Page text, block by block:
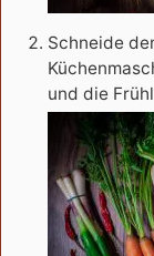
Schneide
und die